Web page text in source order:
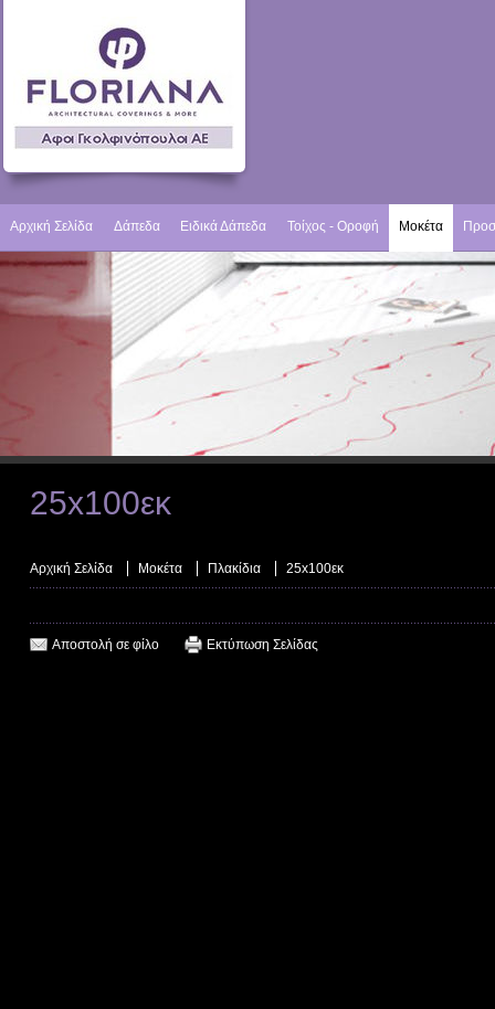
Αρχική Σελίδα Δάπεδα Ειδικά Δάπεδα Τοίχος - Οροφή Μοκέτα
25x100εκ
Αρχική Σελίδα Μοκέτα Πλακίδια 25x100εκ
Αποστολή σε φίλο Εκτύπωση Σελίδας